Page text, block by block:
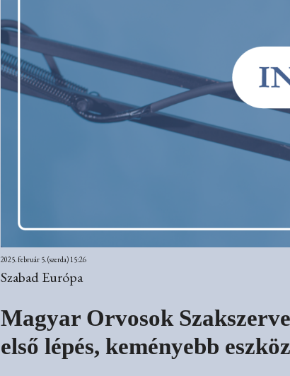
2025. február 5. (szerda) 15:26
Szabad Európa
Magyar Orvosok
első lépés, keményebb